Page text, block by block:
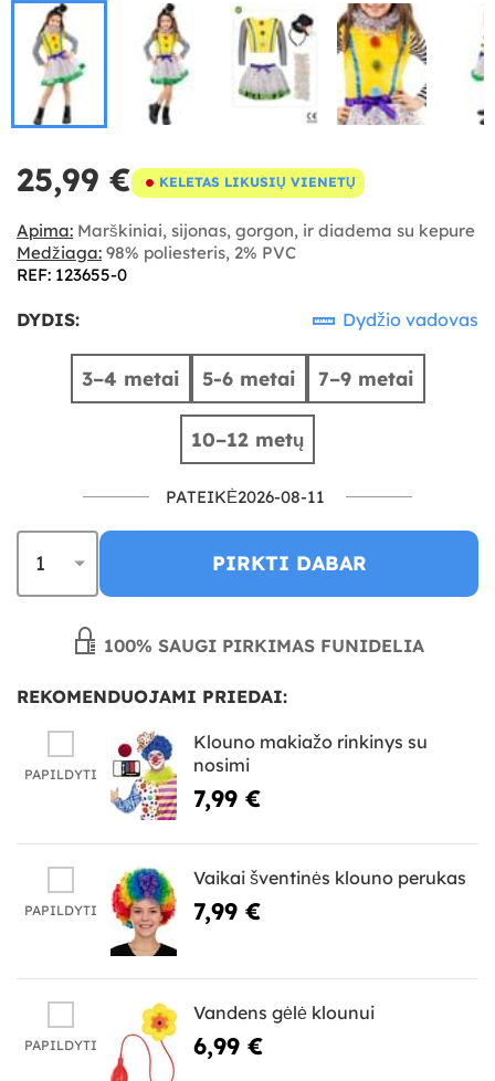
25,99 € KELETAS LIKUSIŲ VIENETŲ
Apima: Marškiniai, sijonas, gorgon, ir diadema su kepure
Medžiaga: 98% poliesteris, 2% PVC
REF: 123655-0
DYDIS: Dydžio vadovas
3–4 metai 5-6 metai 7–9 metai
10–12 metų
PATEIKĖ2026-08-11
PIRKTI DABAR
100% SAUGI PIRKIMAS FUNIDELIA
REKOMENDUOJAMI PRIEDAI:
PAPILDYTI
Klouno makiažo rinkinys su
nosimi
7,99 €
PAPILDYTI
Vaikai šventinės klouno perukas
7,99 €
PAPILDYTI
Vandens gėlė klounui
6,99 €